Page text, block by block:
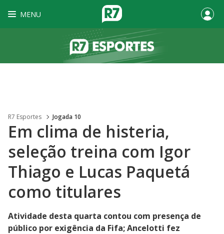
MENU
R7 Esportes Jogada 10
Em clima de histeria,
seleção treina com Igor
Thiago e Lucas Paquetá
como titulares
Atividade desta quarta contou com presença de
público por exigência da Fifa; Ancelotti fez